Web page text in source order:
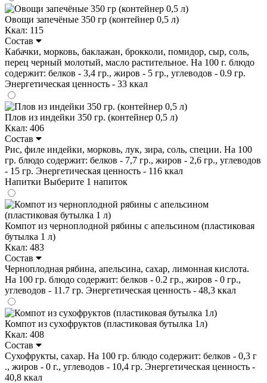
Овощи запечёные 350 гр (контейнер 0,5 л)
Ккал: 115
Состав
Кабачки, морковь, баклажан, брокколи, помидор, сыр, соль,
перец черный молотый, масло растительное. На 100 г. блюдо
содержит: белков - 3,4 гр., жиров - 5 гр., углеводов - 0.9 гр.
Энергетическая ценность - 33 ккал
Плов из индейки 350 гр. (контейнер 0,5 л)
Ккал: 406
Состав
Рис, филе индейки, морковь, лук, зира, соль, специи. На 100
гр. блюдо содержит: белков - 7,7 гр., жиров - 2,6 гр., углеводов
- 15 гр. Энергетическая ценность - 116 ккал
Напитки Выберите 1 напиток
Компот из черноплодной рябины с апельсином (пластиковая
бутылка 1 л)
Ккал: 483
Состав
Черноплодная рябина, апельсина, сахар, лимонная кислота.
На 100 гр. блюдо содержит: белков - 0.2 гр., жиров - 0 гр.,
углеводов - 11.7 гр. Энергетическая ценность - 48,3 ккал
Компот из сухофруктов (пластиковая бутылка 1л)
Ккал: 408
Состав
Сухофрукты, сахар. На 100 гр. блюдо содержит: белков - 0,3 г
., жиров - 0 г., углеводов - 10,4 гр. Энергетическая ценность -
40,8 ккал